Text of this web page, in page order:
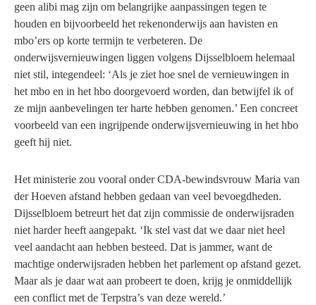
geen alibi mag zijn om belangrijke aanpassingen tegen te
houden en bijvoorbeeld het rekenonderwijs aan havisten en
mbo’ers op korte termijn te verbeteren. De
onderwijsvernieuwingen liggen volgens Dijsselbloem helemaal
niet stil, integendeel: ‘Als je ziet hoe snel de vernieuwingen in
het mbo en in het hbo doorgevoerd worden, dan betwijfel ik of
ze mijn aanbevelingen ter harte hebben genomen.’ Een concreet
voorbeeld van een ingrijpende onderwijsvernieuwing in het hbo
geeft hij niet.
Het ministerie zou vooral onder CDA-bewindsvrouw Maria van
der Hoeven afstand hebben gedaan van veel bevoegdheden.
Dijsselbloem betreurt het dat zijn commissie de onderwijsraden
niet harder heeft aangepakt. ‘Ik stel vast dat we daar niet heel
veel aandacht aan hebben besteed. Dat is jammer, want de
machtige onderwijsraden hebben het parlement op afstand gezet.
Maar als je daar wat aan probeert te doen, krijg je onmiddellijk
een conflict met de Terpstra’s van deze wereld.’